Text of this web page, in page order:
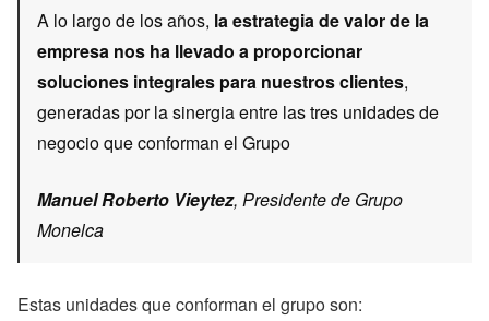
A lo largo de los años, la estrategia de valor de la
empresa nos ha llevado a proporcionar
soluciones integrales para nuestros clientes,
generadas por la sinergia entre las tres unidades de
negocio que conforman el Grupo
Manuel Roberto Vieytez, Presidente de Grupo
Monelca
Estas unidades que conforman el grupo son: